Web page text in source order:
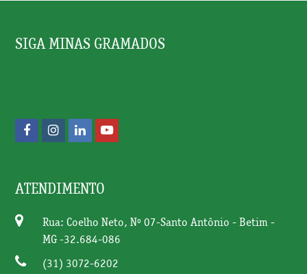
SIGA MINAS GRAMADOS
F
e
I
t
a
g
r
L
k
e
d
I
Y
u
b
e
ATENDIMENTO
Rua: Coelho Neto, Nº 07-Santo Antônio - Betim -
MG -32.684-086
(31) 3072-6202